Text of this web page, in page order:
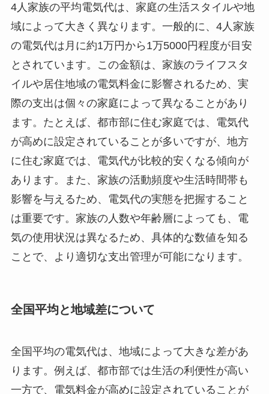
4人家族の平均電気代は、家庭の生活スタイルや地
域によって大きく異なります。一般的に、4人家族
の電気代は月に約1万円から1万5000円程度が目安
とされています。この金額は、家族のライフスタ
イルや居住地域の電気料金に影響されるため、実
際の支出は個々の家庭によって異なることがあり
ます。たとえば、都市部に住む家庭では、電気代
が高めに設定されていることが多いですが、地方
に住む家庭では、電気代が比較的安くなる傾向が
あります。また、家族の活動頻度や生活時間帯も
影響を与えるため、電気代の実態を把握すること
は重要です。家族の人数や年齢層によっても、電
気の使用状況は異なるため、具体的な数値を知る
ことで、より適切な支出管理が可能になります。
全国平均と地域差について
全国平均の電気代は、地域によって大きな差があ
ります。例えば、都市部では生活の利便性が高い
一方で、電気料金が高めに設定されていることが